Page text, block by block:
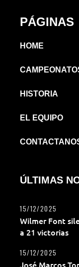
PÁGINAS
HOME
HISTORIA
EL EQUIPO
ÚLTIMAS
Wilmer Font
a 21 victorias
15/12/2025
José Marcos
15/12/2025